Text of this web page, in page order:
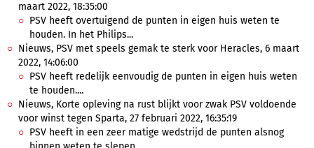
maart 2022, 18:35:00
PSV heeft overtuigend de punten in eigen huis weten te
houden. In het Philips...
Nieuws, PSV met speels gemak te sterk voor Heracles, 6 maart
2022, 14:06:00
PSV heeft redelijk eenvoudig de punten in eigen huis weten
te houden....
Nieuws, Korte opleving na rust blijkt voor zwak PSV voldoende
voor winst tegen Sparta, 27 februari 2022, 16:35:19
PSV heeft in een zeer matige wedstrijd de punten alsnog